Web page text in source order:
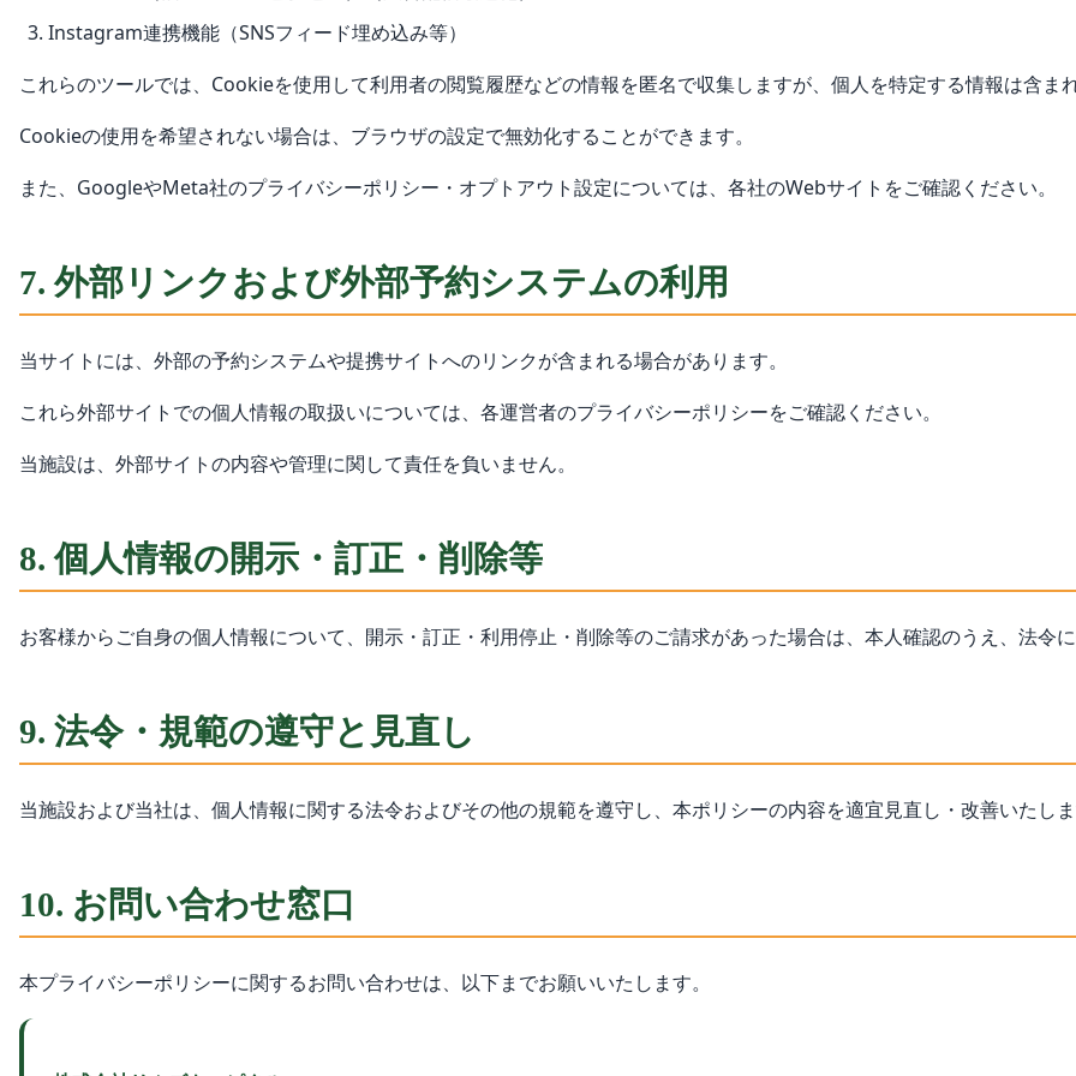
Instagram連携機能（SNSフィード埋め込み等）
これらのツールでは、Cookieを使用して利用者の閲覧履歴などの情報を匿名で収集しますが、個人を特定する情報は含まれ
Cookieの使用を希望されない場合は、ブラウザの設定で無効化することができます。
また、GoogleやMeta社のプライバシーポリシー・オプトアウト設定については、各社のWebサイトをご確認ください。
7. 外部リンクおよび外部予約システムの利用
当サイトには、外部の予約システムや提携サイトへのリンクが含まれる場合があります。
これら外部サイトでの個人情報の取扱いについては、各運営者のプライバシーポリシーをご確認ください。
当施設は、外部サイトの内容や管理に関して責任を負いません。
8. 個人情報の開示・訂正・削除等
お客様からご自身の個人情報について、開示・訂正・利用停止・削除等のご請求があった場合は、本人確認のうえ、法令
9. 法令・規範の遵守と見直し
当施設および当社は、個人情報に関する法令およびその他の規範を遵守し、本ポリシーの内容を適宜見直し・改善いたしま
10. お問い合わせ窓口
本プライバシーポリシーに関するお問い合わせは、以下までお願いいたします。